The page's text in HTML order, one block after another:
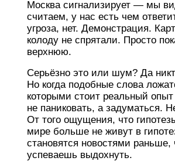
Москва сигнализирует — мы
считаем, у нас есть чем
угроза, нет. Демонстрация.
колоду не спрятали. Просто
верхнюю.
Серьёзно это или шум? Да
Но когда подобные слова
которыми стоит реальный
не паниковать, а задуматься.
От того ощущения, что
мире больше не живут в
становятся новостями раньше,
успеваешь выдохнуть.